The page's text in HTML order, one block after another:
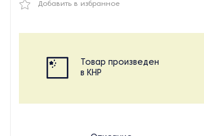
Добавить в избранное
Товар произведен
в КНР